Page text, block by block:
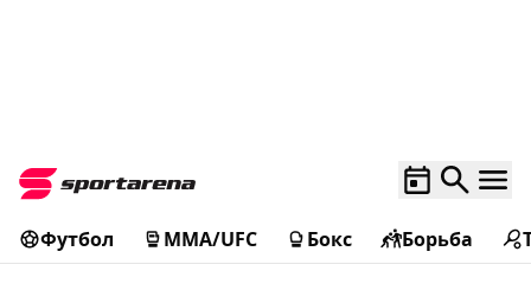
Футбол MMA/UFC Бокс Борьба